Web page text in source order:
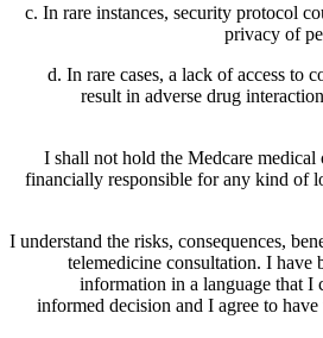
c. In rare instances, security protocol
privacy of
d. In rare cases, a lack of access to
result in adverse drug
I shall not hold the Medcare
financially responsible for any kind of
I understand the risks, consequences,
telemedicine consultation. I have
information in a language that I
informed decision and I agree to